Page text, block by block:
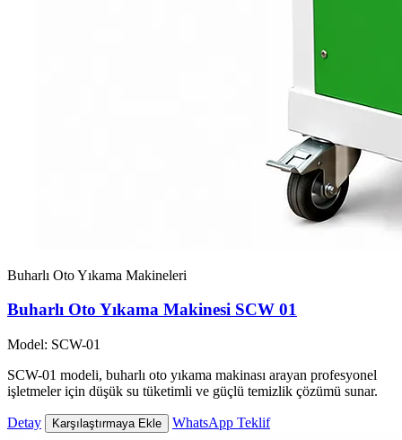
Buharlı Oto Yıkama Makineleri
Buharlı Oto Yıkama Makinesi SCW 01
Model: SCW-01
SCW-01 modeli, buharlı oto yıkama makinası arayan profesyonel
işletmeler için düşük su tüketimli ve güçlü temizlik çözümü sunar.
Detay Karşılaştırmaya Ekle WhatsApp Teklif